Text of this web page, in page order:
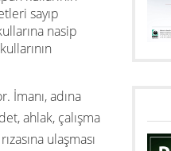
sayıp
nasip
İmanı, adına
ahlak, çalışma
ulaşması